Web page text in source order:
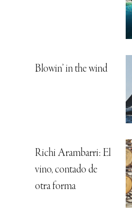
Blowin’ in the wind
Richi Arambarri: El
vino, contado de
otra forma